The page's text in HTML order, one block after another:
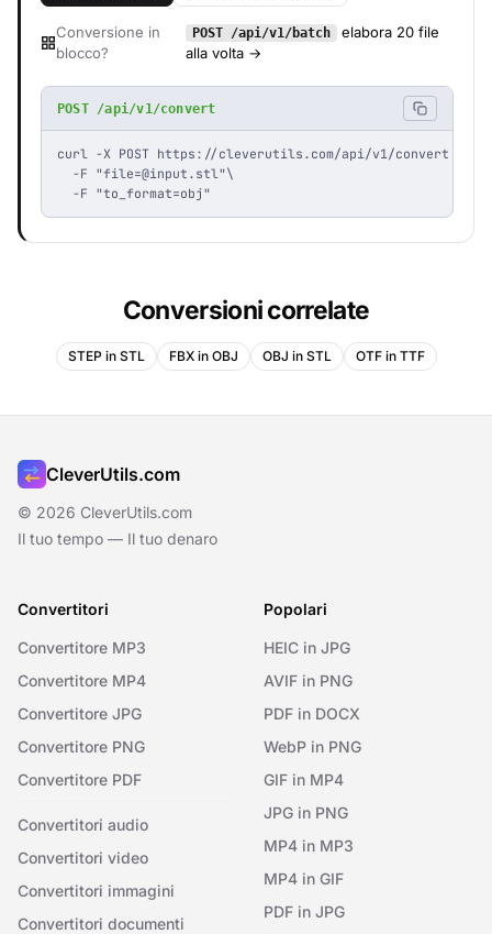
Conversione in
blocco?
POST /api/v1/batch
elabora 20 file
alla volta →
POST /api/v1/convert
curl -X POST https://cleverutils.com/api/v1/convert \
  -F "
file=@input.stl"\
  -F "to_format=obj"
Conversioni correlate
STEP in STL FBX in OBJ OBJ in STL OTF in TTF
CleverUtils.com
© 2026 CleverUtils.com
Il tuo tempo — Il tuo denaro
Convertitori
Convertitore MP3
Convertitore MP4
Convertitore JPG
Convertitore PNG
Convertitore PDF
Convertitori audio
Convertitori video
Convertitori immagini
Convertitori documenti
Popolari
HEIC in JPG
AVIF in PNG
PDF in DOCX
WebP in PNG
GIF in MP4
JPG in PNG
MP4 in MP3
MP4 in GIF
PDF in JPG